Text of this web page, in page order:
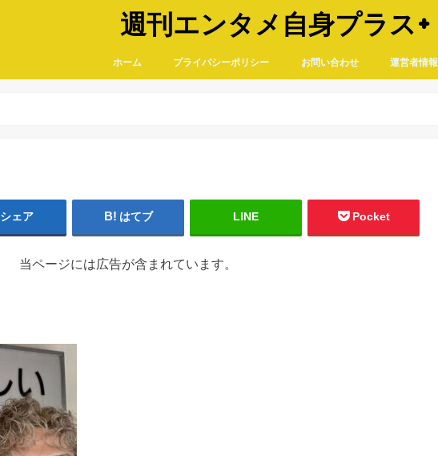
週刊エンタメ自身プラス+
ホーム プライバシーポリシー お問い合わせ 運営者情報
シェア はてブ LINE Pocket
当ページには広告が含まれています。